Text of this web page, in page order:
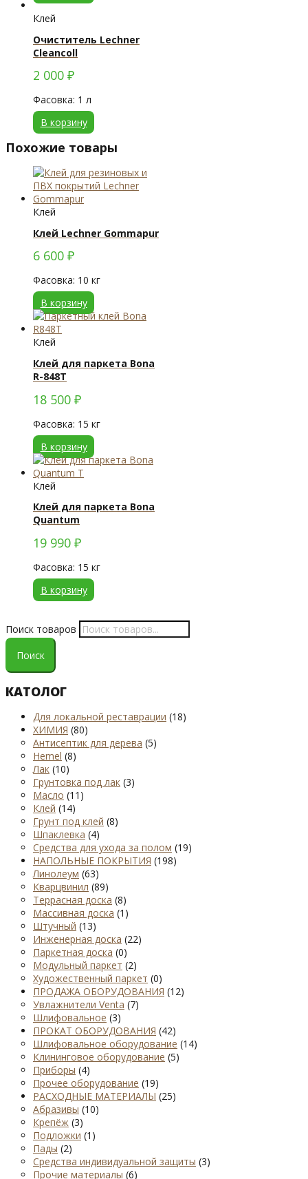
Поиск товаров
Поиск
КАТОЛОГ
Для локальной реставрации (18)
ХИМИЯ (80)
Антисептик для дерева (5)
Hemel (8)
Лак (10)
Грунтовка под лак (3)
Масло (11)
Клей (14)
Грунт под клей (8)
Шпаклевка (4)
Средства для ухода за полом (19)
НАПОЛЬНЫЕ ПОКРЫТИЯ (198)
Линолеум (63)
Кварцвинил (89)
Террасная доска (8)
Массивная доска (1)
Штучный (13)
Инженерная доска (22)
Паркетная доска (0)
Модульный паркет (2)
Художественный паркет (0)
ПРОДАЖА ОБОРУДОВАНИЯ (12)
Увлажнители Venta (7)
Шлифовальное (3)
ПРОКАТ ОБОРУДОВАНИЯ (42)
Шлифовальное оборудование (14)
Клининговое оборудование (5)
Приборы (4)
Прочее оборудование (19)
РАСХОДНЫЕ МАТЕРИАЛЫ (25)
Абразивы (10)
Крепёж (3)
Подложки (1)
Пады (2)
Средства индивидуальной защиты (3)
Прочие материалы (6)
Клей
Очиститель Lechner
Cleancoll
2 000 ₽
Фасовка: 1 л
В корзину
Похожие товары
Клей
Клей Lechner Gommapur
6 600 ₽
Фасовка: 10 кг
В корзину
Клей
Клей для паркета Bona
R-848T
18 500 ₽
Фасовка: 15 кг
В корзину
Клей
Клей для паркета Bona
Quantum
19 990 ₽
Фасовка: 15 кг
В корзину